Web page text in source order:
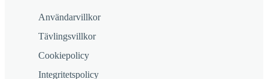
Användarvillkor
Tävlingsvillkor
Cookiepolicy
Integritetspolicy